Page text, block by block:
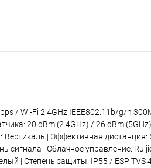
/ Wi-Fi 2.4GHz IEEE802.11b/g/n
20 dBm (2.4GHz) / 26 dBm
Вертикаль | Эффективная
сигнала | Облачное управление:
| Степень защиты: IP55 / ESP